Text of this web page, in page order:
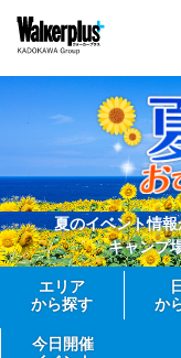
夏のイベント情
キャンプ
エリア
から探す
か
今日開催